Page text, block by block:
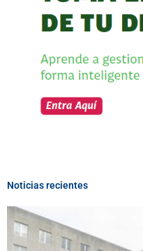
Noticias recientes